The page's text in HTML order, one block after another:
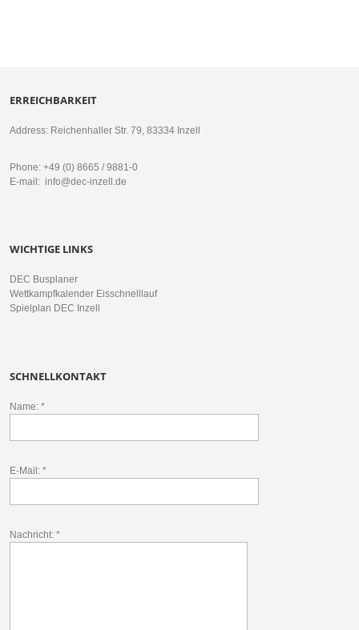
ERREICHBARKEIT
Address: Reichenhaller Str. 79, 83334 Inzell
Phone: +49 (0) 8665 / 9881-0
E-mail: info@dec-inzell.de
WICHTIGE LINKS
DEC Busplaner
Wettkampfkalender Eisschnelllauf
Spielplan DEC Inzell
SCHNELLKONTAKT
Name: *
E-Mail: *
Nachricht: *